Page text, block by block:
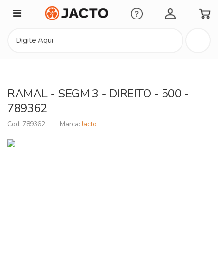
Minha Conta
RAMAL - SEGM 3 - DIREITO - 500 -
789362
789362 Jacto